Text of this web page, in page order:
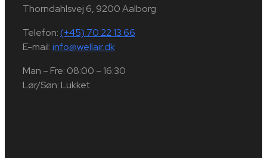
Thorndahlsvej 6, 9200 Aalborg
Telefon:(+45) 70 22 13 66
E-mail:info@wellair.dk
Man – Fre: 08:00 – 16:30
Lør/Søn: Lukket